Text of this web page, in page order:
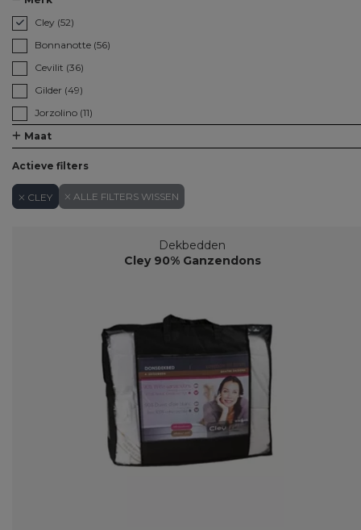
Cley (52)
Bonnanotte (56)
Cevilit (36)
Gilder (49)
Jorzolino (11)
Maat
Actieve filters
CLEY ALLE FILTERS WISSEN
Dekbedden
Cley 90% Ganzendons